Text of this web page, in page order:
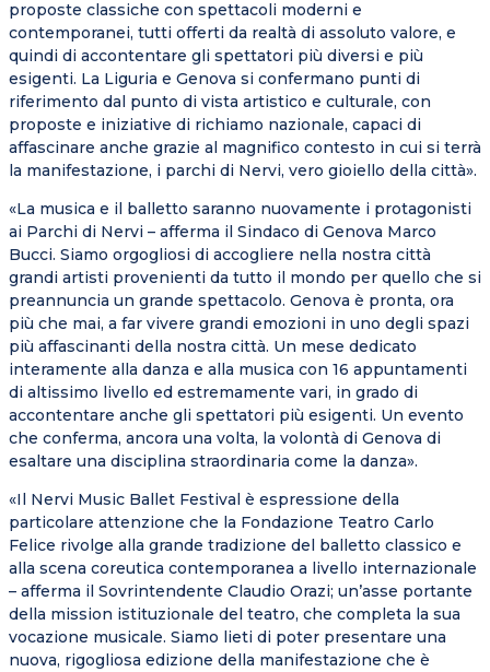
proposte classiche con spettacoli moderni e
contemporanei, tutti offerti da realtà di assoluto valore, e
quindi di accontentare gli spettatori più diversi e più
esigenti. La Liguria e Genova si confermano punti di
riferimento dal punto di vista artistico e culturale, con
proposte e iniziative di richiamo nazionale, capaci di
affascinare anche grazie al magnifico contesto in cui si terrà
la manifestazione, i parchi di Nervi, vero gioiello della città».
«La musica e il balletto saranno nuovamente i protagonisti
ai Parchi di Nervi – afferma il Sindaco di Genova Marco
Bucci. Siamo orgogliosi di accogliere nella nostra città
grandi artisti provenienti da tutto il mondo per quello che si
preannuncia un grande spettacolo. Genova è pronta, ora
più che mai, a far vivere grandi emozioni in uno degli spazi
più affascinanti della nostra città. Un mese dedicato
interamente alla danza e alla musica con 16 appuntamenti
di altissimo livello ed estremamente vari, in grado di
accontentare anche gli spettatori più esigenti. Un evento
che conferma, ancora una volta, la volontà di Genova di
esaltare una disciplina straordinaria come la danza».
«Il Nervi Music Ballet Festival è espressione della
particolare attenzione che la Fondazione Teatro Carlo
Felice rivolge alla grande tradizione del balletto classico e
alla scena coreutica contemporanea a livello internazionale
– afferma il Sovrintendente Claudio Orazi; un’asse portante
della mission istituzionale del teatro, che completa la sua
vocazione musicale. Siamo lieti di poter presentare una
nuova, rigogliosa edizione della manifestazione che è